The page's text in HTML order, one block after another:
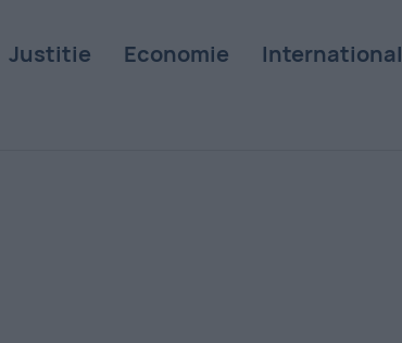
Justitie Economie International